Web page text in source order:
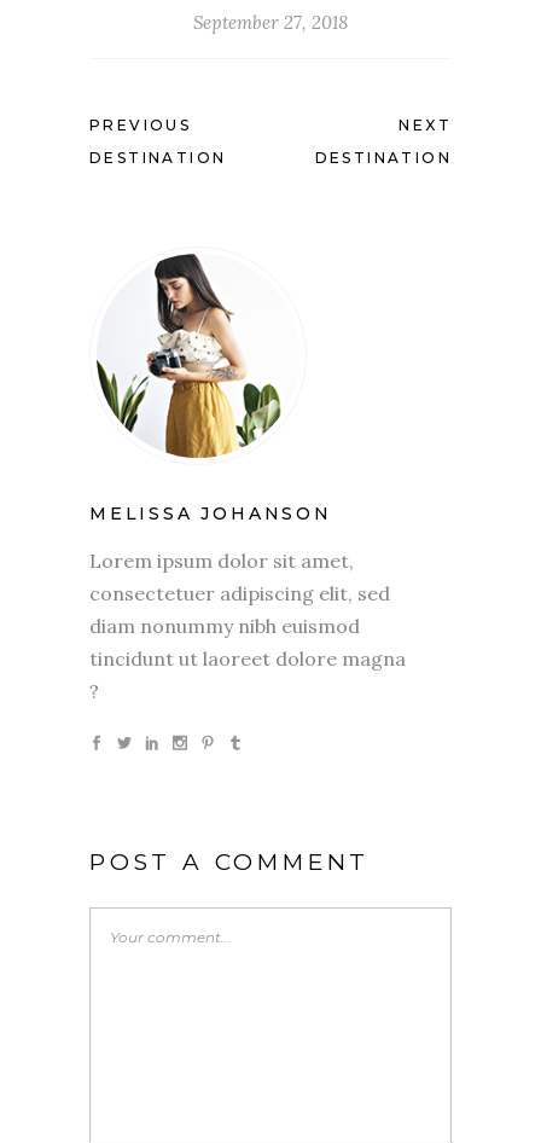
September 27, 2018
PREVIOUS
DESTINATION
NEXT
DESTINATION
MELISSA JOHANSON
Lorem ipsum dolor sit amet,
consectetuer adipiscing elit, sed
diam nonummy nibh euismod
tincidunt ut laoreet dolore magna
?
POST A COMMENT